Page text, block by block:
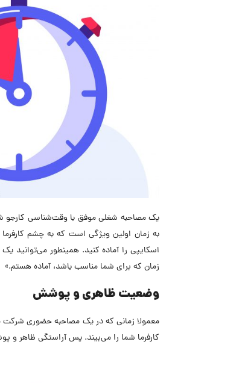
یک مصاحبه شغلی موفق با وقت‌شناسی کارجو
به زمان اولین ویژگی است که به چشم
اسکایپی را آماده کنید. همینطور می‌توانید
زمان که برای شما مناسب باشد، آماده هستم.»
وضعیت ظاهری و پوشش
معمولا زمانی که در یک مصاحبه حضوری
کارفرما شما را می‌بیند. پس آراستگی ظاهر و